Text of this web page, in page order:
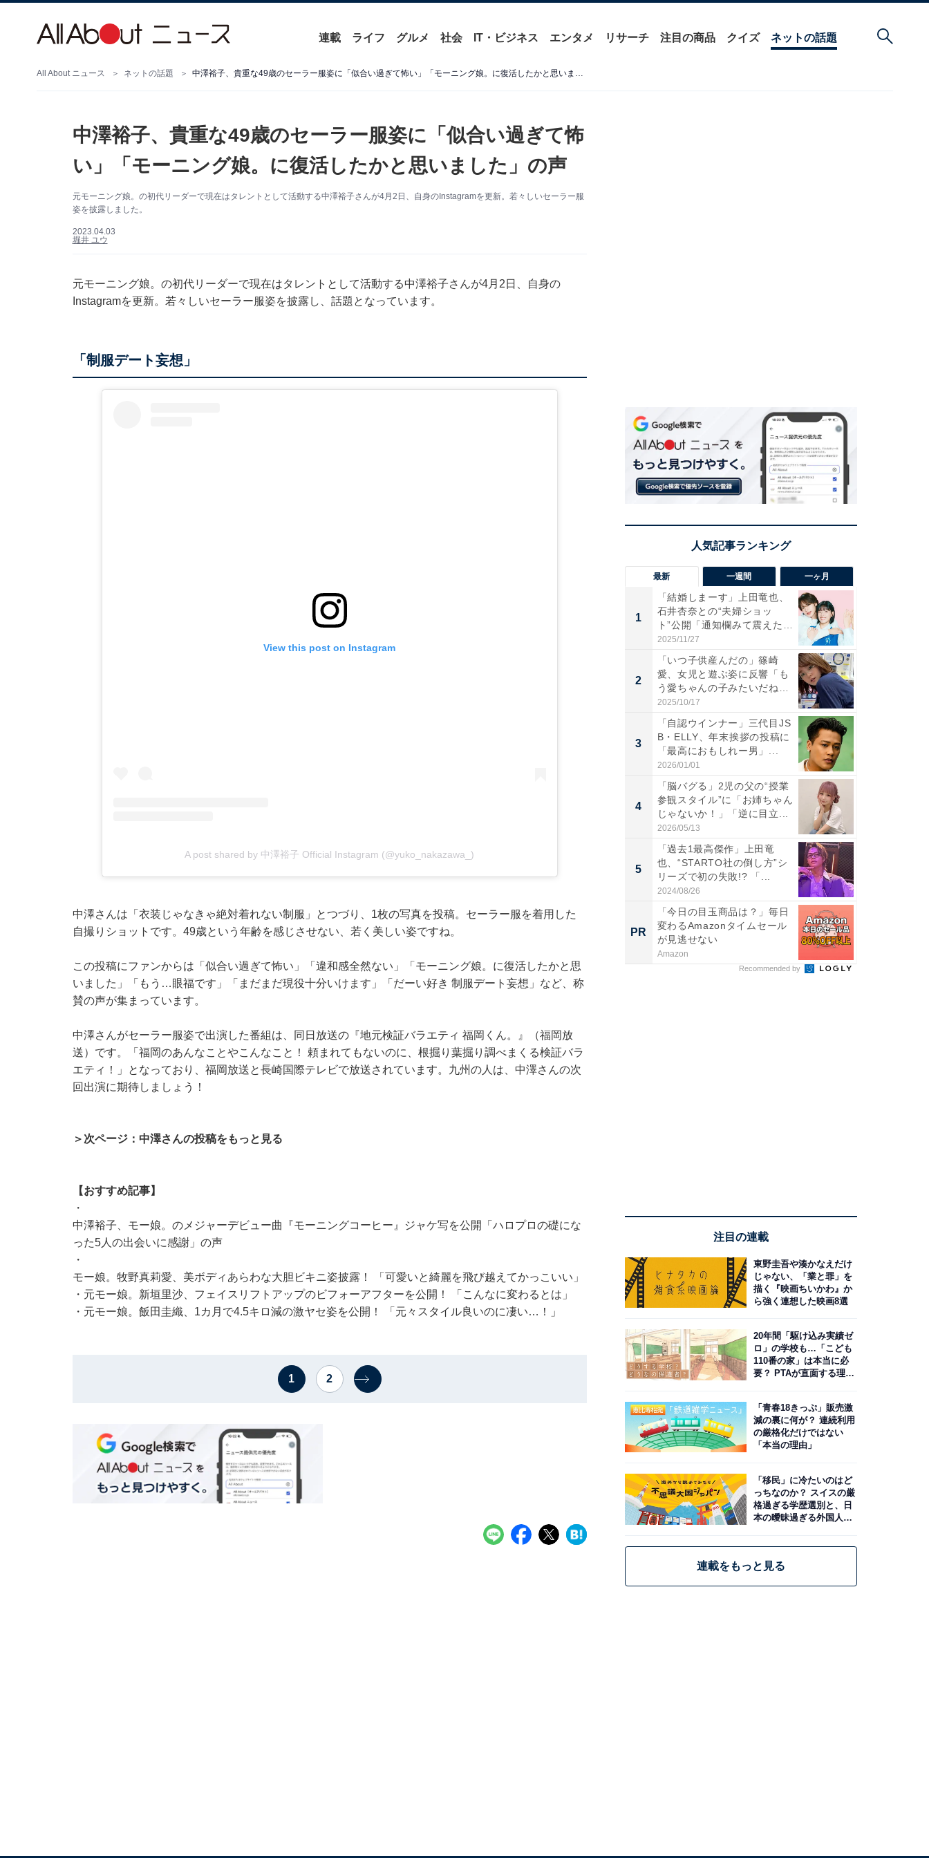
連載 ライフ グルメ 社会 IT・ビジネス エンタメ リサーチ 注目の商品 クイズ ネットの話題
All About ニュース ネットの話題 中澤裕子、貴重な49歳のセーラー服姿に「似合い過ぎて怖い」「モーニング娘。に復活したかと思いました」の声
中澤裕子、貴重な49歳のセーラー服姿に「似合い過ぎて怖
い」「モーニング娘。に復活したかと思いました」の声
元モーニング娘。の初代リーダーで現在はタレントとして活動する中澤裕子さんが4月2日、自身のInstagramを更新。若々しいセーラー服
姿を披露しました。
2023.04.03
堀井 ユウ
元モーニング娘。の初代リーダーで現在はタレントとして活動する中澤裕子さんが4月2日、自身の
Instagramを更新。若々しいセーラー服姿を披露し、話題となっています。
「制服デート妄想」
View this post on Instagram
A post shared by 中澤裕子 Official Instagram (@yuko_nakazawa_)
中澤さんは「衣装じゃなきゃ絶対着れない制服」とつづり、1枚の写真を投稿。セーラー服を着用した
自撮りショットです。49歳という年齢を感じさせない、若く美しい姿ですね。
この投稿にファンからは「似合い過ぎて怖い」「違和感全然ない」「モーニング娘。に復活したかと思
いました」「もう…眼福です」「まだまだ現役十分いけます」「だーい好き 制服デート妄想」など、称
賛の声が集まっています。
中澤さんがセーラー服姿で出演した番組は、同日放送の『地元検証バラエティ 福岡くん。』（福岡放
送）です。「福岡のあんなことやこんなこと！ 頼まれてもないのに、根掘り葉掘り調べまくる検証バラ
エティ！」となっており、福岡放送と長崎国際テレビで放送されています。九州の人は、中澤さんの次
回出演に期待しましょう！
＞次ページ：中澤さんの投稿をもっと見る
【おすすめ記事】
・
中澤裕子、モー娘。のメジャーデビュー曲『モーニングコーヒー』ジャケ写を公開「ハロプロの礎にな
った5人の出会いに感謝」の声
・
モー娘。牧野真莉愛、美ボディあらわな大胆ビキニ姿披露！ 「可愛いと綺麗を飛び越えてかっこいい」
・ 元モー娘。新垣里沙、フェイスリフトアップのビフォーアフターを公開！ 「こんなに変わるとは」
・ 元モー娘。飯田圭織、1カ月で4.5キロ減の激ヤセ姿を公開！ 「元々スタイル良いのに凄い…！」
1 2
最新 一週間 一ヶ月
1
「結婚しまーす」上田竜也、
石井杏奈との“夫婦ショッ
ト”公開「通知欄みて震えた」
「...
2025/11/27
2
「いつ子供産んだの」篠崎
愛、女児と遊ぶ姿に反響「も
う愛ちゃんの子みたいだね」
「完...
2025/10/17
3
「自認ウインナー」三代目JS
B・ELLY、年末挨拶の投稿に
「最高におもしれー男」...
2026/01/01
4
「脳バグる」2児の父の“授業
参観スタイル”に「お姉ちゃん
じゃないか！」「逆に目立...
2026/05/13
5
「過去1最高傑作」上田竜
也、“STARTO社の倒し方”シ
リーズで初の失敗!? 「...
2024/08/26
PR
「今日の目玉商品は？」毎日
変わるAmazonタイムセール
が見逃せない
Amazon
Recommended by
注目の連載
東野圭吾や湊かなえだけ
じゃない、「業と罪」を
描く『映画ちいかわ』か
ら強く連想した映画8選
20年間「駆け込み実績ゼ
ロ」の学校も…「こども
110番の家」は本当に必
要？ PTAが直面する理想
「青春18きっぷ」販売激
減の裏に何が？ 連続利用
の厳格化だけではない
「本当の理由」
「移民」に冷たいのはど
っちなのか？ スイスの厳
格過ぎる学歴選別と、日
本の曖昧過ぎる外国人政
連載をもっと見る